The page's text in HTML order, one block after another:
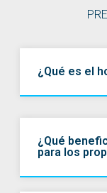
¿Qué es el
¿Qué
para los